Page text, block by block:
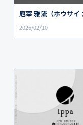
庖宰 雅流（ホウサイ
2026/02/10